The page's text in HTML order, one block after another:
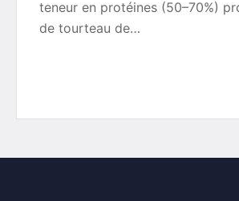
teneur en protéines (50–70%)
de tourteau de…